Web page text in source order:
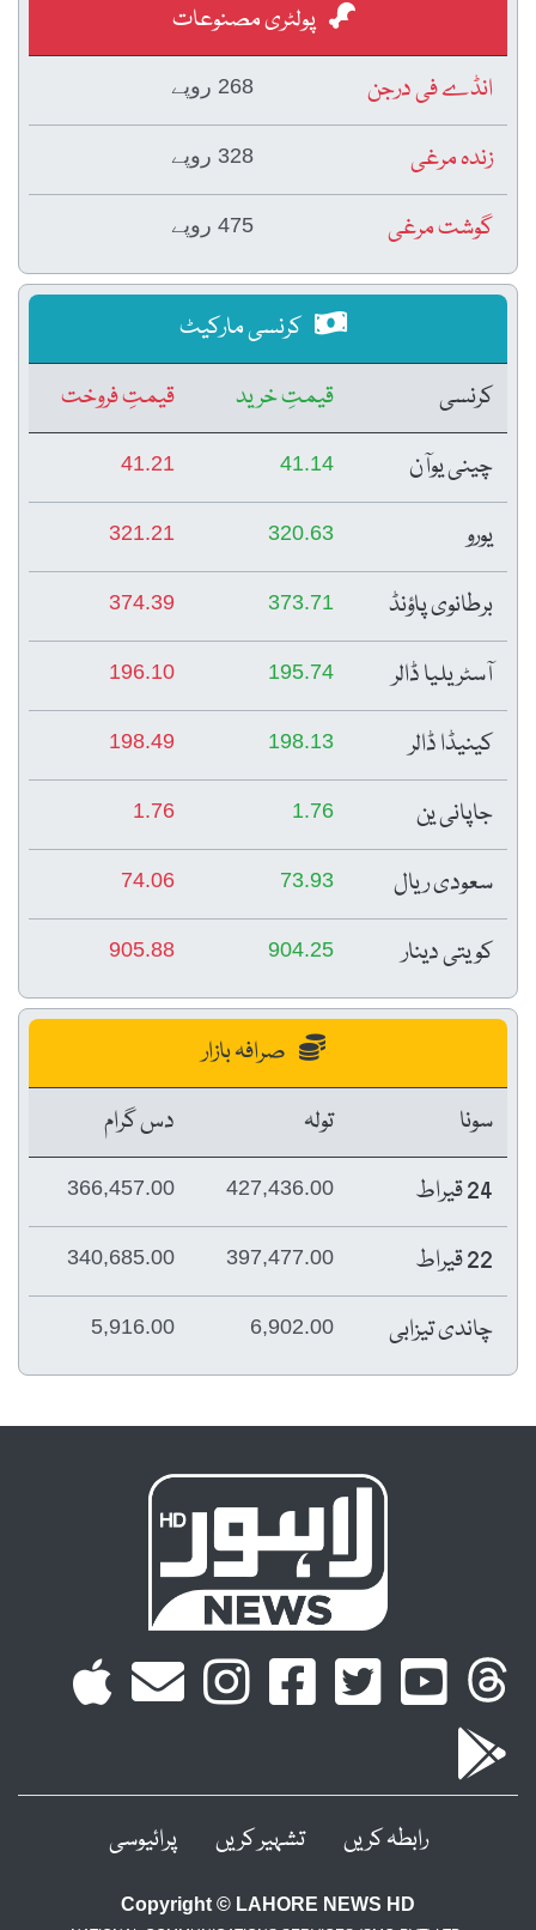
پولٹری مصنوعات
انڈے فی درجن
268 روپے
زندہ مرغی 328 روپے
گوشت مرغی 475 روپے
کرنسی مارکیٹ
کرنسی
قیمتِ خرید
قیمتِ فروخت
چینی یوآن
41.14
41.21
یورو 320.63
321.21
برطانوی پاؤنڈ 373.71
374.39
آسٹریلیا ڈالر 195.74
196.10
کینیڈا ڈالر 198.13
198.49
جاپانی ین 1.76
1.76
سعودی ریال 73.93
74.06
کویتی دینار 904.25
905.88
صرافہ بازار
سونا
تولہ
دس گرام
24 قیراط
427,436.00
366,457.00
22 قیراط 397,477.00
340,685.00
چاندی تیزابی 6,902.00
5,916.00
رابطہ کریں تشہیر کریں پرائیوسی
Copyright © LAHORE NEWS HD